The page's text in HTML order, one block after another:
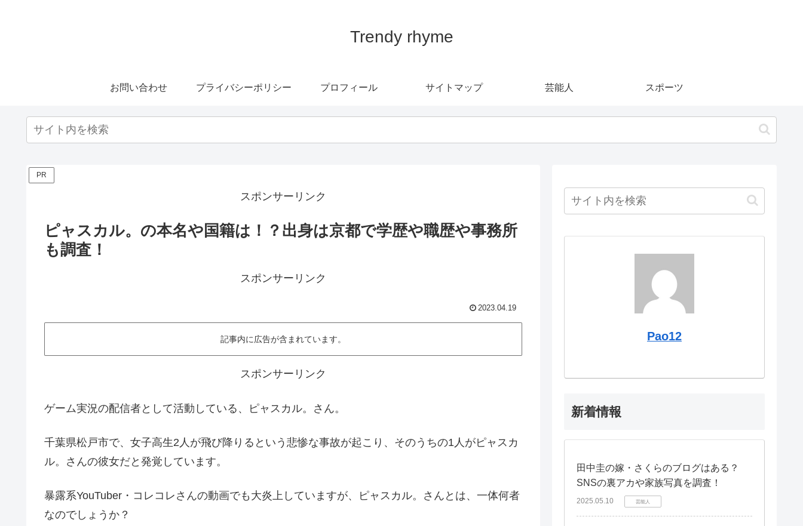
Trendy rhyme
お問い合わせ プライバシーポリシー プロフィール サイトマップ 芸能人 スポーツ
PR
スポンサーリンク
ピャスカル。の本名や国籍は！？出身は京都で学歴や職歴や事務所
も調査！
スポンサーリンク
2023.04.19
記事内に広告が含まれています。
スポンサーリンク
ゲーム実況の配信者として活動している、ピャスカル。さん。
千葉県松戸市で、女子高生2人が飛び降りるという悲惨な事故が起こり、そのうちの1人がピャスカ
ル。さんの彼女だと発覚しています。
暴露系YouTuber・コレコレさんの動画でも大炎上していますが、ピャスカル。さんとは、一体何者
なのでしょうか？
Pao12
新着情報
田中圭の嫁・さくらのブログはある？
SNSの裏アカや家族写真を調査！
2025.05.10 芸能人